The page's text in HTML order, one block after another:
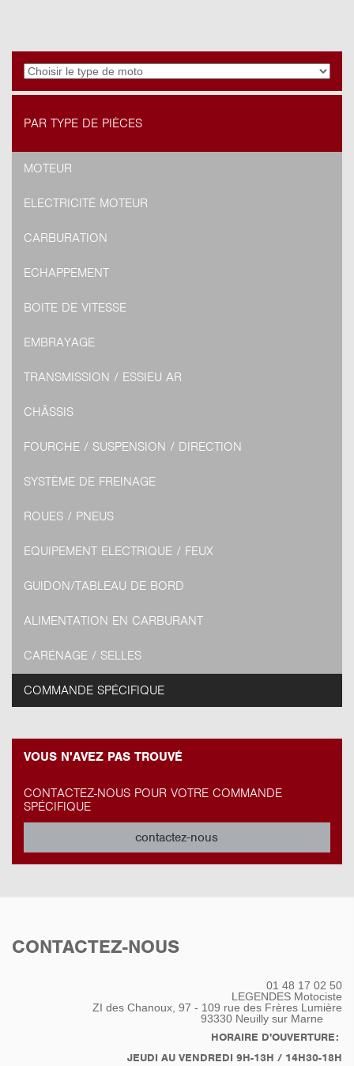
PAR TYPE DE PIÈCES
MOTEUR
ELECTRICITÉ MOTEUR
CARBURATION
ECHAPPEMENT
BOITE DE VITESSE
EMBRAYAGE
TRANSMISSION / ESSIEU AR
CHÂSSIS
FOURCHE / SUSPENSION / DIRECTION
SYSTÈME DE FREINAGE
ROUES / PNEUS
EQUIPEMENT ELECTRIQUE / FEUX
GUIDON/TABLEAU DE BORD
ALIMENTATION EN CARBURANT
CARÉNAGE / SELLES
COMMANDE SPÉCIFIQUE
VOUS N'AVEZ PAS TROUVÉ
CONTACTEZ-NOUS POUR VOTRE COMMANDE
SPÉCIFIQUE
contactez-nous
CONTACTEZ-NOUS
01 48 17 02 50
LEGENDES Motociste
ZI des Chanoux, 97 - 109 rue des Frères Lumière
93330 Neuilly sur Marne
HORAIRE D'OUVERTURE:
JEUDI AU VENDREDI 9H-13H / 14H30-18H